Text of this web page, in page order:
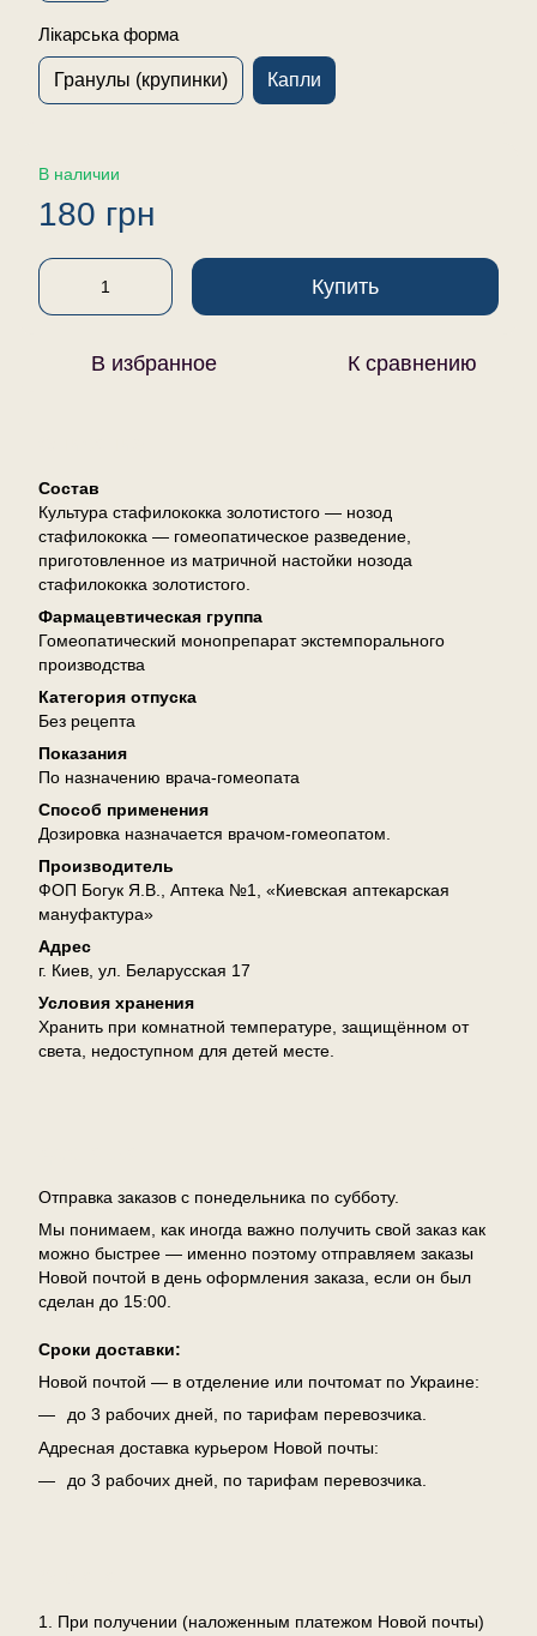
Лікарська форма
Гранулы (крупинки) Капли
В наличии
180 грн
Купить
В избранное К сравнению
Состав
Культура стафилококка золотистого — нозод
стафилококка — гомеопатическое разведение,
приготовленное из матричной настойки нозода
стафилококка золотистого.
Фармацевтическая группа
Гомеопатический монопрепарат экстемпорального
производства
Категория отпуска
Без рецепта
Показания
По назначению врача-гомеопата
Способ применения
Дозировка назначается врачом-гомеопатом.
Производитель
ФОП Богук Я.В., Аптека №1, «Киевская аптекарская
мануфактура»
Адрес
г. Киев, ул. Беларусская 17
Условия хранения
Хранить при комнатной температуре, защищённом от
света, недоступном для детей месте.
Отправка заказов с понедельника по субботу.
Мы понимаем, как иногда важно получить свой заказ как
можно быстрее — именно поэтому отправляем заказы
Новой почтой в день оформления заказа, если он был
сделан до 15:00.
Сроки доставки:
Новой почтой — в отделение или почтомат по Украине:
до 3 рабочих дней, по тарифам перевозчика.
Адресная доставка курьером Новой почты:
до 3 рабочих дней, по тарифам перевозчика.
1. При получении (наложенным платежом Новой почты)